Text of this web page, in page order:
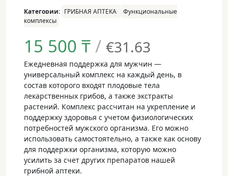
Категории: ГРИБНАЯ АПТЕКА
Функциональные
комплексы
15 500 ₸ / €31.63
Ежедневная поддержка для мужчин —
универсальный комплекс на каждый день, в
состав которого входят плодовые тела
лекарственных грибов, а также экстракты
растений. Комплекс рассчитан на укрепление и
поддержку здоровья с учетом физиологических
потребностей мужского организма. Его можно
использовать самостоятельно, а также как основу
для поддержки организма, которую можно
усилить за счет других препаратов нашей
грибной аптеки.